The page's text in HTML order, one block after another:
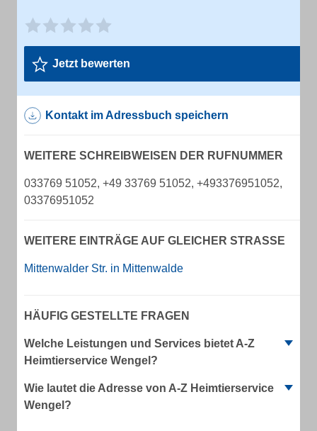
Jetzt bewerten
Kontakt im Adressbuch speichern
WEITERE SCHREIBWEISEN DER RUFNUMMER
033769 51052, +49 33769 51052, +493376951052,
03376951052
WEITERE EINTRÄGE AUF GLEICHER STRASSE
Mittenwalder Str. in Mittenwalde
HÄUFIG GESTELLTE FRAGEN
Welche Leistungen und Services bietet A-Z
Heimtierservice Wengel?
Wie lautet die Adresse von A-Z Heimtierservice
Wengel?